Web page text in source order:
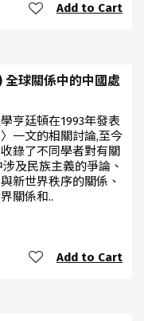
Add to Cart
球關係中的中國處
亨廷頓在1993年發表
〉一文的相關討論,至今
錄了不同學者對有關
及民族主義的爭論、
新世界秩序的關係、
關係和..
Add to Cart